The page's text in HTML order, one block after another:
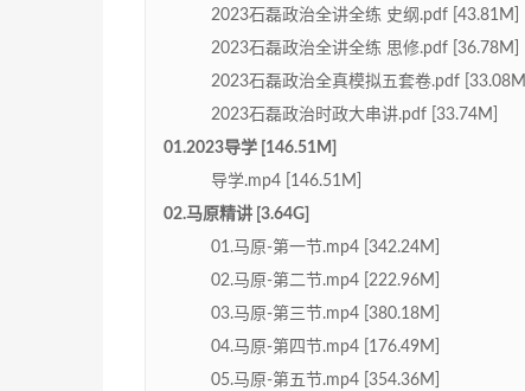
2023石磊政治全讲全练 史纲.pdf [43.81M]
2023石磊政治全讲全练 思修.pdf [36.78M]
2023石磊政治全真模拟五套卷.pdf [33.08M]
2023石磊政治时政大串讲.pdf [33.74M]
01.2023导学 [146.51M]
导学.mp4 [146.51M]
02.马原精讲 [3.64G]
01.马原-第一节.mp4 [342.24M]
02.马原-第二节.mp4 [222.96M]
03.马原-第三节.mp4 [380.18M]
04.马原-第四节.mp4 [176.49M]
05.马原-第五节.mp4 [354.36M]